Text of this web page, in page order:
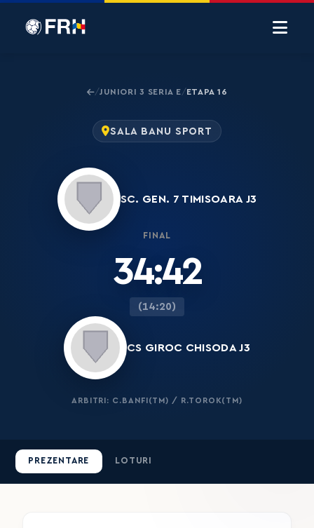
/JUNIORI 3 SERIA E/ETAPA 16
SALA BANU SPORT
SC. GEN. 7 TIMISOARA J3
FINAL
34:42
(14:20)
CS GIROC CHISODA J3
ARBITRI: C.BANFI(TM) / R.TOROK(TM)
PREZENTARE LOTURI